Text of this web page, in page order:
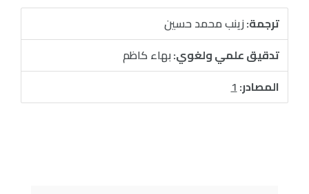
ترجمة:زينب محمد حسين
تدقيق علمي ولغوي:بهاء كاظم
المصادر:1